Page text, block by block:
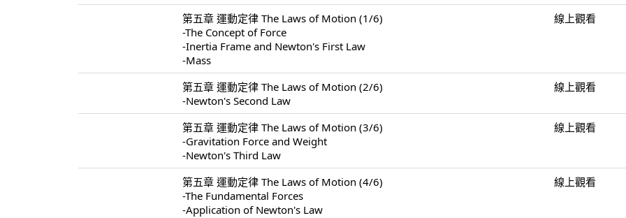
第五章 運動定律 The Laws of Motion (1/6)
-The Concept of Force
-Inertia Frame and Newton's First Law
-Mass
線上觀看
第五章 運動定律 The Laws of Motion (2/6)
-Newton's Second Law
線上觀看
第五章 運動定律 The Laws of Motion (3/6)
-Gravitation Force and Weight
-Newton's Third Law
線上觀看
第五章 運動定律 The Laws of Motion (4/6)
-The Fundamental Forces
-Application of Newton's Law
線上觀看